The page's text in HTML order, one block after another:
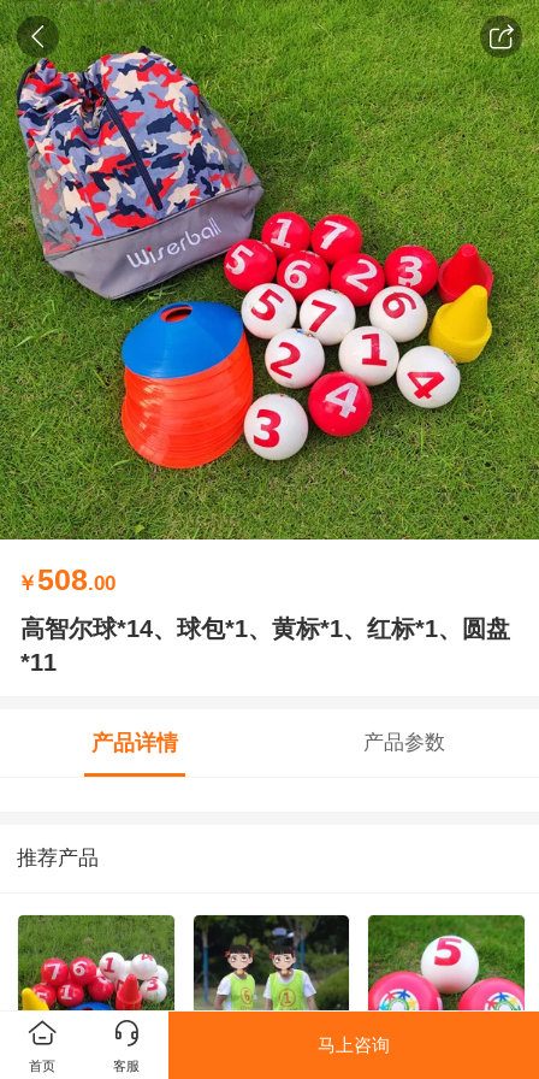
￥508.00
高智尔球*14、球包*1、黄标*1、红标*1、圆盘
*11
产品详情 产品参数
推荐产品
首页 客服
马上咨询